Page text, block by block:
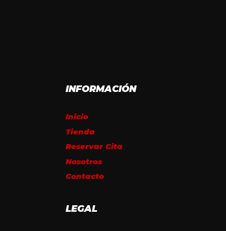
INFORMACIÓN
Inicio
Tienda
Reservar Cita
Nosotros
Contacto
LEGAL